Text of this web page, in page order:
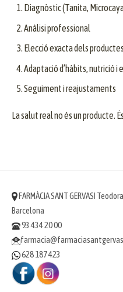
Diagnòstic (Tanita,
Anàlisi professional
Elecció exacta dels
Adaptació d’hàbits, nutrició i
Seguiment i reajustaments
La salut real no és un producte.
FARMÀCIA SANT GERVASI
Barcelona
93 434 20 00
628 187 423